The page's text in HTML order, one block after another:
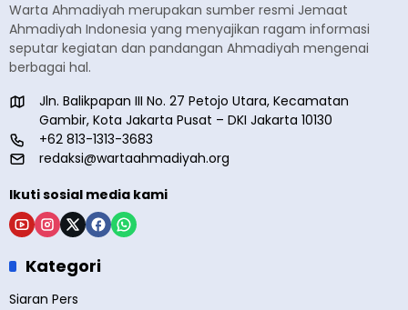
Warta Ahmadiyah merupakan sumber resmi Jemaat
Ahmadiyah Indonesia yang menyajikan ragam informasi
seputar kegiatan dan pandangan Ahmadiyah mengenai
berbagai hal.
Jln. Balikpapan III No. 27 Petojo Utara, Kecamatan
Gambir, Kota Jakarta Pusat – DKI Jakarta 10130
+62 813-1313-3683
redaksi@wartaahmadiyah.org
Ikuti sosial media kami
Kategori
Siaran Pers